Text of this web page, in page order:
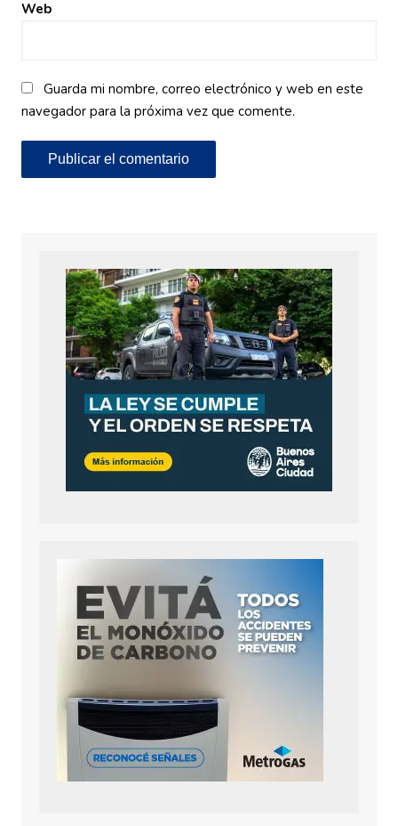
Web
Guarda mi nombre, correo electrónico y web en este
navegador para la próxima vez que comente.